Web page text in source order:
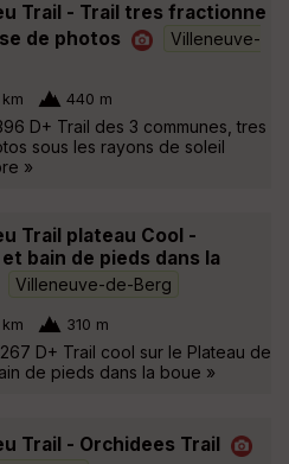
Trail - Trail tres fractionne
de photos
Villeneuve-
km 440 m
D+ Trail des 3 communes, tres
sous les rayons de soleil
»
Trail plateau Cool -
bain de pieds dans la
Villeneuve-de-Berg
km 310 m
D+ Trail cool sur le Plateau de
de pieds dans la boue »
Trail - Orchidees Trail